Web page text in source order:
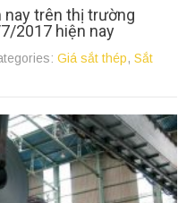
trên thị trường
2017 hiện nay
Giá sắt thép, Sắt